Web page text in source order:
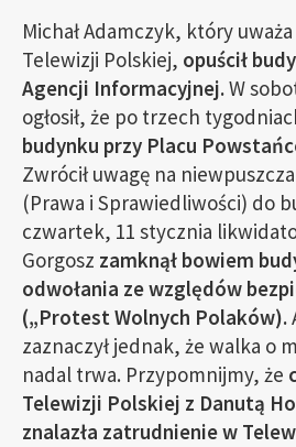
Michał Adamczyk, który
Telewizji Polskiej, opuścił
Agencji Informacyjnej.W
ogłosił, że po trzech
budynku przy Placu
Zwrócił uwagę na
(Prawa i Sprawiedliwości) do
czwartek, 11 stycznia
Gorgosz zamknął bowiem
odwołania ze względów
(„Protest Wolnych Polaków).
zaznaczył jednak, że walka o
nadal trwa. Przypomnijmy, że
Telewizji Polskiej z Danutą
znalazła zatrudnienie w